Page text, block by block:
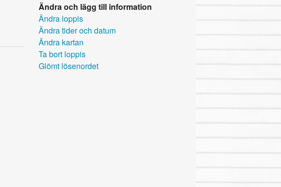
Ändra och lägg till information
Ändra loppis
Ändra tider och datum
Ändra kartan
Ta bort loppis
Glömt lösenordet